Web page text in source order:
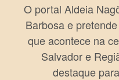
O portal Aldeia
Barbosa e
que acontece na
Salvador e
destaque